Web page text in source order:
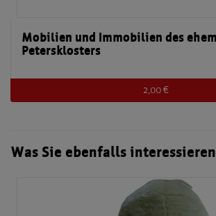
Mobilien und Immobilien des
Petersklosters
2,00 €
Was Sie ebenfalls